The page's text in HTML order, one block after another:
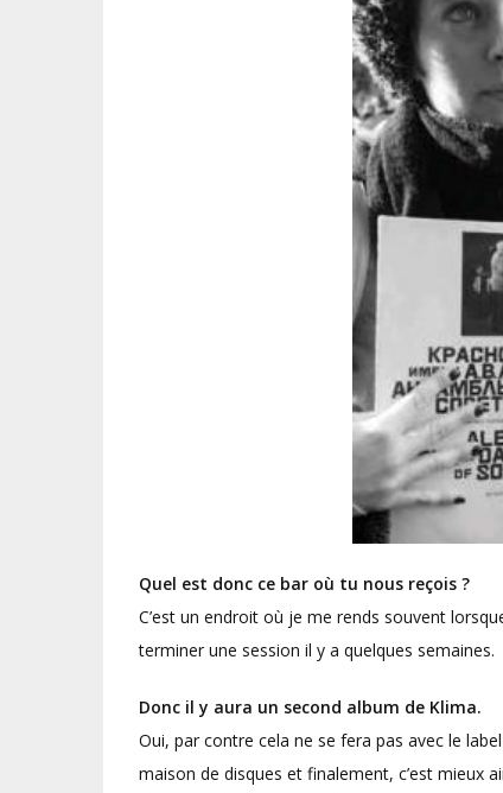
Quel est donc ce bar où tu nous reçois ?
C’est un endroit où je me rends souvent
terminer une session il y a quelques semaines.
Donc il y aura un second album de Klima.
Oui, par contre cela ne se fera pas avec le
maison de disques et finalement, c’est mieux